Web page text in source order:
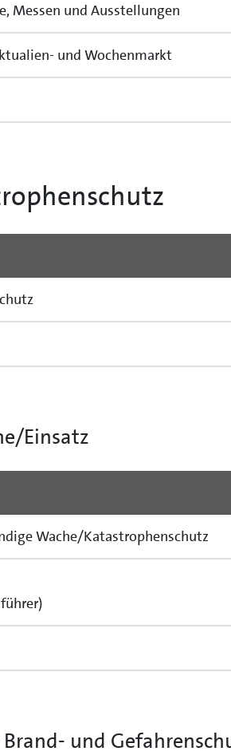
Messen und Ausstellungen
und Wochenmarkt
Einsatz
Wache/Katastrophenschutz
und